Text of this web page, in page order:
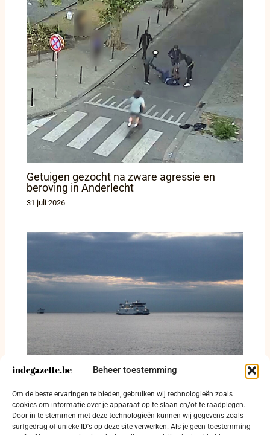
Beheer toestemming
Om de beste ervaringen te bieden, gebruiken wij technologieën zoals
cookies om informatie over je apparaat op te slaan en/of te raadplegen.
Door in te stemmen met deze technologieën kunnen wij gegevens zoals
surfgedrag of unieke ID's op deze site verwerken. Als je geen toestemming
Getuigen gezocht na zware agressie en
beroving in Anderlecht
31 juli 2026
Van de kalief naar Diksmuide: acht reizigers,
een ferry en gesprekken die bleven doorgaan
28 juli 2026